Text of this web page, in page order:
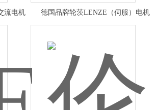
流电机 德国品牌轮茨LENZE（伺服）电机